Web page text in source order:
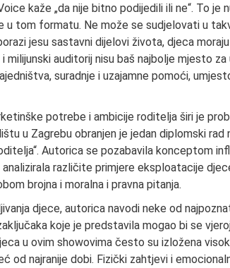
kaže „da nije bitno podijedili ili ne“. To je
u tom formatu. Ne može se sudjelovati u
jesu sastavni dijelovi života, djeca
milijunski auditorij nisu baš najbolje mjesto
suradnje i uzajamne pomoći,
potrebe i ambicije roditelja širi je
u Zagrebu obranjen je jedan diplomski
Autorica se pozabavila konceptom
različite primjere eksploatacije
brojna i moralna i pravna pitanja.
djece, autorica navodi neke od
koje je predstavila mogao bi se
u ovim showovima često su izložena
od najranije dobi. Fizički zahtjevi i